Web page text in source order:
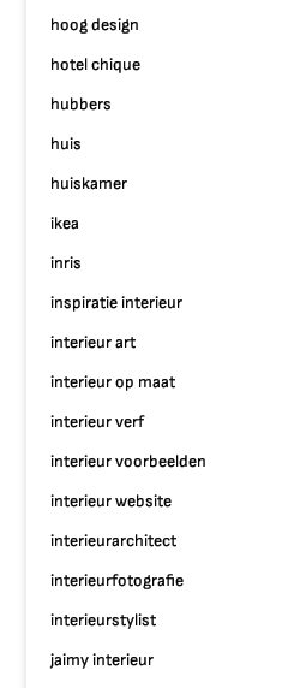
hoog design
hotel chique
hubbers
huis
huiskamer
ikea
inris
inspiratie interieur
interieur art
interieur op maat
interieur verf
interieur voorbeelden
interieur website
interieurarchitect
interieurfotografie
interieurstylist
jaimy interieur